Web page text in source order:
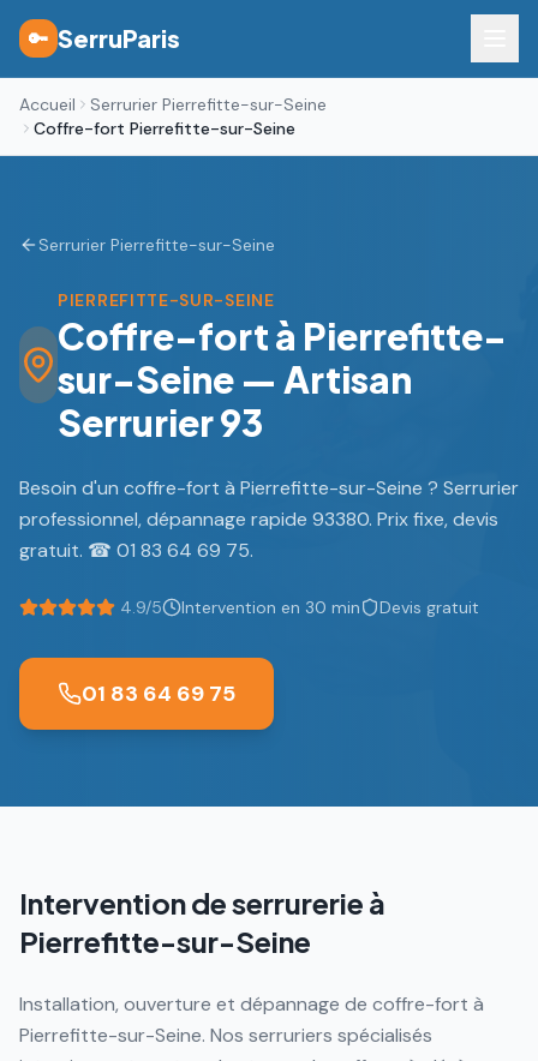
🔑 SerruParis
Accueil
Serrurier Pierrefitte-sur-Seine
Coffre-fort Pierrefitte-sur-Seine
Serrurier Pierrefitte-sur-Seine
PIERREFITTE-SUR-SEINE
Coffre-fort à Pierrefitte-
sur-Seine — Artisan
Serrurier 93
Besoin d'un coffre-fort à Pierrefitte-sur-Seine ? Serrurier
professionnel, dépannage rapide 93380. Prix fixe, devis
gratuit. ☎ 01 83 64 69 75.
4.9/5 Intervention en 30 min Devis gratuit
01 83 64 69 75
Intervention de serrurerie à
Pierrefitte-sur-Seine
Installation, ouverture et dépannage de coffre-fort à
Pierrefitte-sur-Seine. Nos serruriers spécialisés